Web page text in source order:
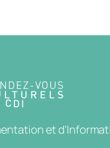
et